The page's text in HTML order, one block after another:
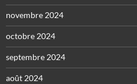
novembre 2024
octobre 2024
septembre 2024
août 2024